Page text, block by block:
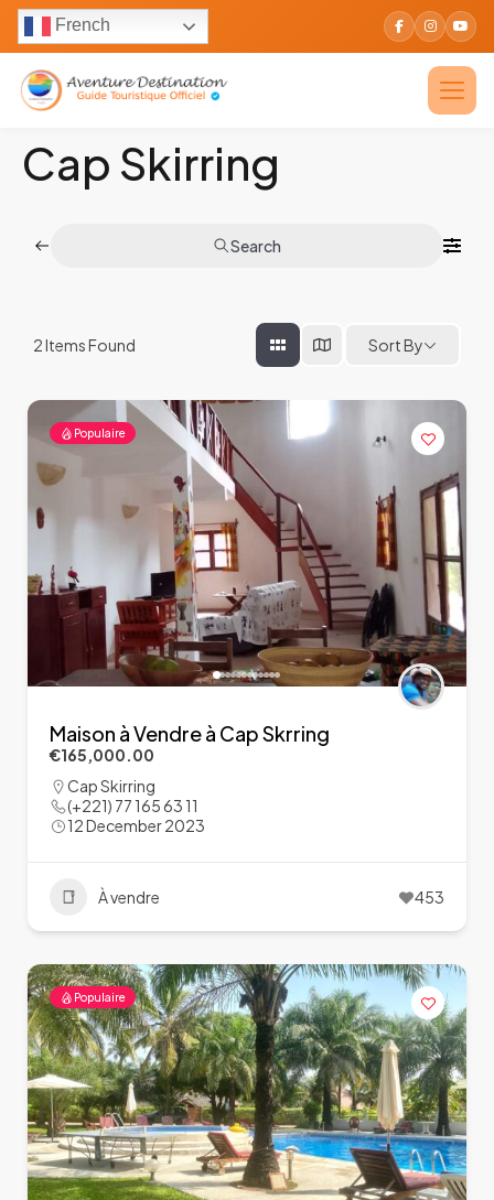
French
Cap Skirring
Search
2Items Found Sort By
Populaire
Maison à Vendre à Cap Skrring
€165,000.00
Cap Skirring
(+221) 77 165 63 11
12 December 2023
À vendre 453
Populaire